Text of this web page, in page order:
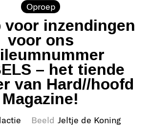
Oproep
voor inzendingen
voor ons
– het tiende
van Hard//hoofd
Magazine!
Beeld Jeltje de Koning